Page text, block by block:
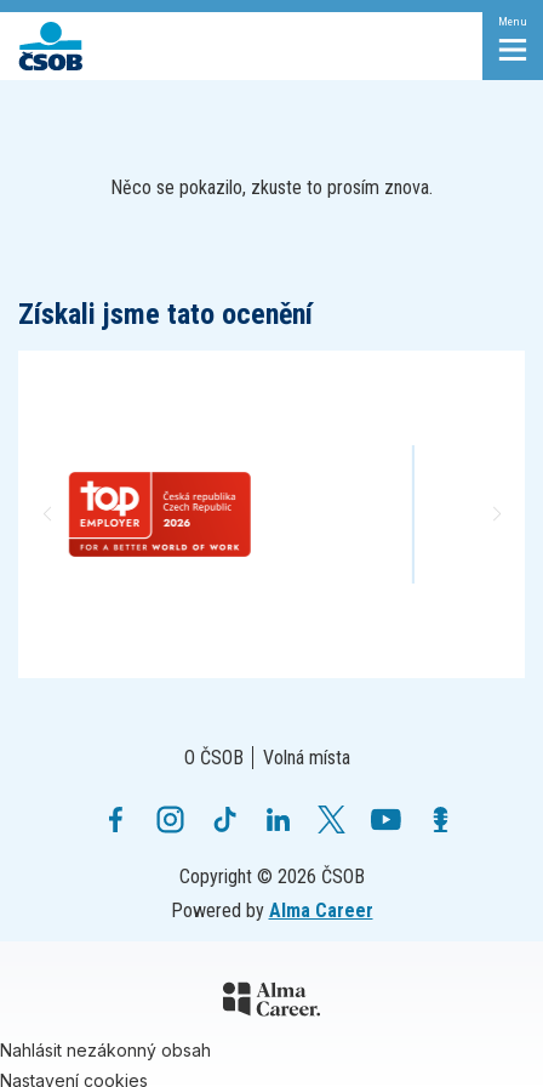
Menu
Něco se pokazilo, zkuste to prosím znova.
Získali jsme tato ocenění
O ČSOB Volná místa
Copyright © 2026 ČSOB
Powered by Alma Career
Nahlásit nezákonný obsah
Nastavení cookies